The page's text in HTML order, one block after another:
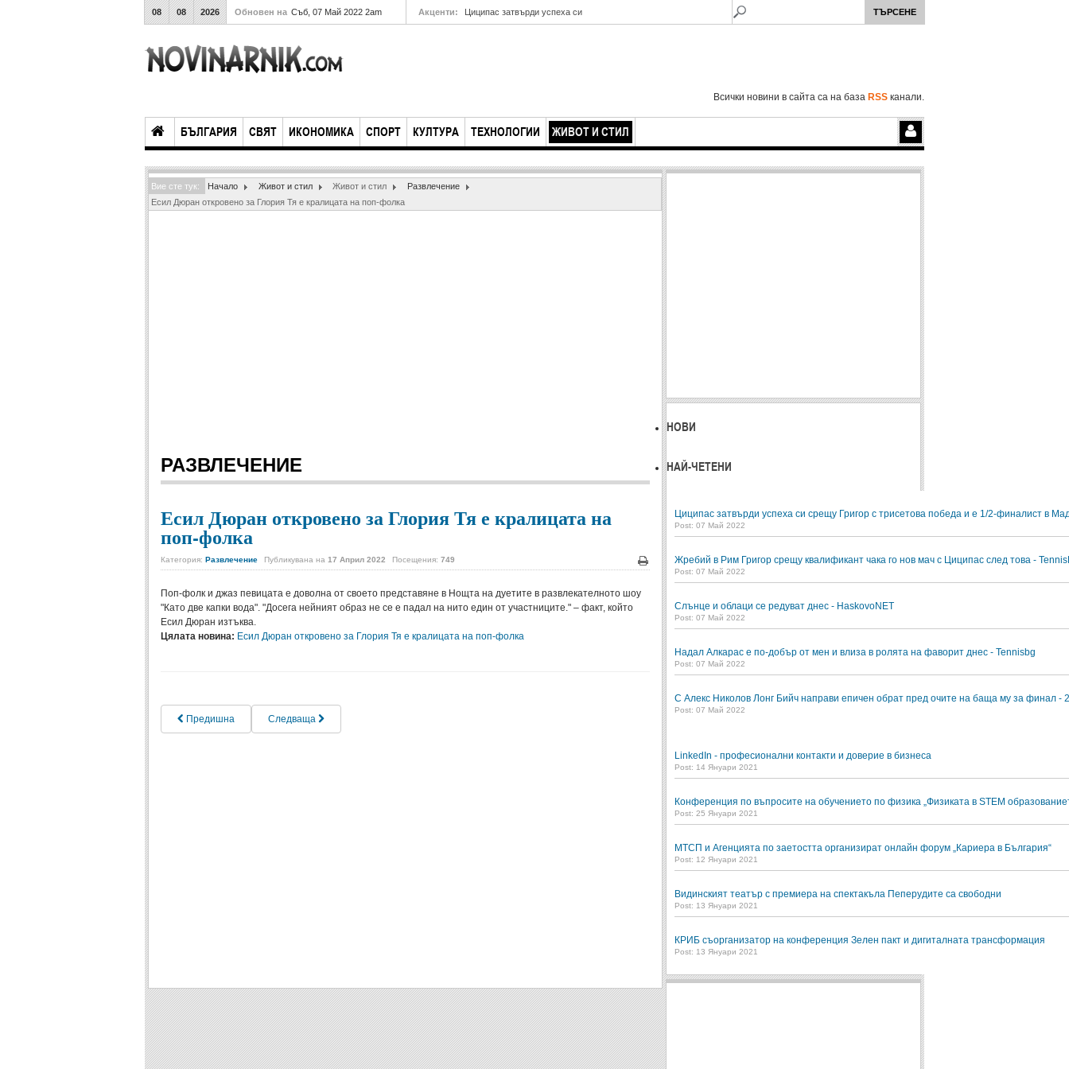
08 08 2026 Обновен на Съб, 07 Май 2022 2am Акценти: Циципас затвърди успеха си
Всички новини в сайта са на база RSS канали.
БЪЛГАРИЯ СВЯТ ИКОНОМИКА СПОРТ КУЛТУРА ТЕХНОЛОГИИ ЖИВОТ И СТИЛ
Вие сте тук: Начало Живот и стил Живот и стил
Развлечение
Есил Дюран откровено за Глория Тя е кралицата на поп-фолка
РАЗВЛЕЧЕНИЕ
Есил Дюран откровено за Глория Тя е кралицата на
поп-фолка
Печат
Категория: Развлечение Публикувана на 17 Април 2022 Посещения: 749
Поп-фолк и джаз певицата е доволна от своето представяне в Нощта на дуетите в развлекателното шоу
"Като две капки вода". "Досега нейният образ не се е падал на нито един от участниците." – факт, който
Есил Дюран изтъква.
Цялата новина: Есил Дюран откровено за Глория Тя е кралицата на поп-фолка
Предишна Следваща
НОВИ
НАЙ-ЧЕТЕНИ
Циципас затвърди успеха си срещу Григор с трисетова победа и е 1/2-финалист в
Post: 07 Май 2022
Жребий в Рим Григор срещу квалификант чака го нов мач с Циципас след това -
Post: 07 Май 2022
Слънце и облаци се редуват днес - HaskovoNET
Post: 07 Май 2022
Надал Алкарас е по-добър от мен и влиза в ролята на фаворит днес - Tennisbg
Post: 07 Май 2022
С Алекс Николов Лонг Бийч направи епичен обрат пред очите на баща му за финал -
Post: 07 Май 2022
LinkedIn - професионални контакти и доверие в бизнеса
Post: 14 Януари 2021
Конференция по въпросите на обучението по физика „Физиката в STEM
Post: 25 Януари 2021
МТСП и Агенцията по заетостта организират онлайн форум „Кариера в България“
Post: 12 Януари 2021
Видинският театър с премиера на спектакъла Пеперудите са свободни
Post: 13 Януари 2021
КРИБ съорганизатор на конференция Зелен пакт и дигиталната трансформация
Post: 13 Януари 2021